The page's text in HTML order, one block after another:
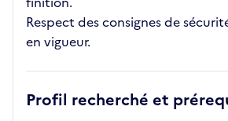
Respect des consignes de
en vigueur.
Profil recherché et